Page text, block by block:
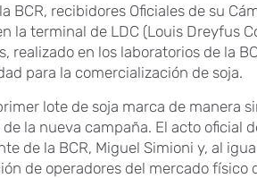
BCR, recibidores Oficiales de su
la terminal de LDC (Louis Dreyfus
realizado en los laboratorios de la
para la comercialización de soja.
lote de soja marca de manera
la nueva campaña. El acto oficial
de la BCR, Miguel Simioni y, al
de operadores del mercado físico